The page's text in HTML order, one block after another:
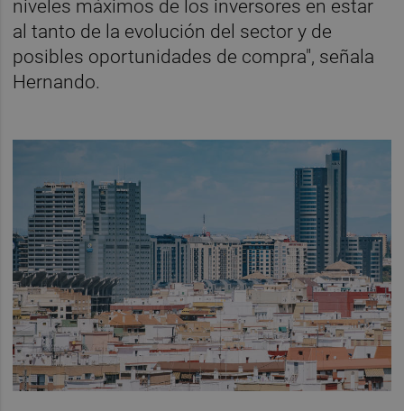
niveles máximos de los inversores en estar
al tanto de la evolución del sector y de
posibles oportunidades de compra", señala
Hernando.